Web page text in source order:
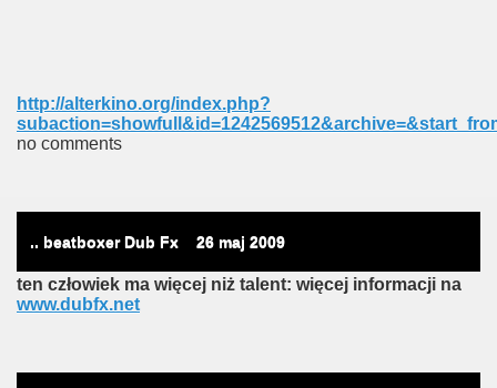
http://alterkino.org/index.php?
no comments
.. beatboxer Dub Fx 26 maj 2009
ten człowiek ma więcej niż talent: więcej informacji na
www.dubfx.net